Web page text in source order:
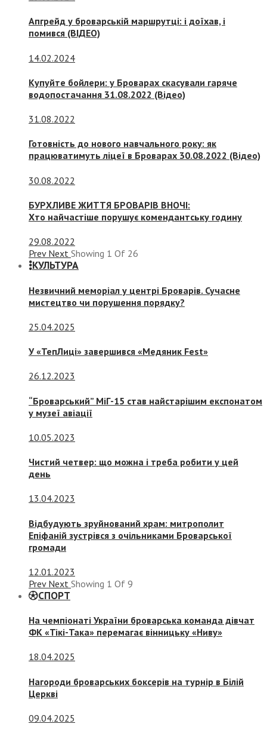
Апгрейд у броварській маршрутці: і доїхав, і
помився (ВІДЕО)
14.02.2024
Купуйте бойлери: у Броварах скасували гаряче
водопостачання 31.08.2022 (Відео)
31.08.2022
Готовність до нового навчального року: як
працюватимуть ліцеї в Броварах 30.08.2022 (Відео)
30.08.2022
БУРХЛИВЕ ЖИТТЯ БРОВАРІВ ВНОЧІ:
Хто найчастіше порушує комендантську годину
29.08.2022
Prev Next Showing 1 Of 26
КУЛЬТУРА
Незвичний меморіал у центрі Броварів. Сучасне
мистецтво чи порушення порядку?
25.04.2025
У «ТепЛиці» завершився «Медяник Fest»
26.12.2023
“Броварський” МіГ-15 став найстарішим експонатом
у музеї авіації
10.05.2023
Чистий четвер: що можна і треба робити у цей
день
13.04.2023
Відбудують зруйнований храм: митрополит
Епіфаній зустрівся з очільниками Броварської
громади
12.01.2023
Prev Next Showing 1 Of 9
СПОРТ
На чемпіонаті України броварська команда дівчат
ФК «Тікі-Така» перемагає вінницьку «Ниву»
18.04.2025
Нагороди броварських боксерів на турнір в Білій
Церкві
09.04.2025